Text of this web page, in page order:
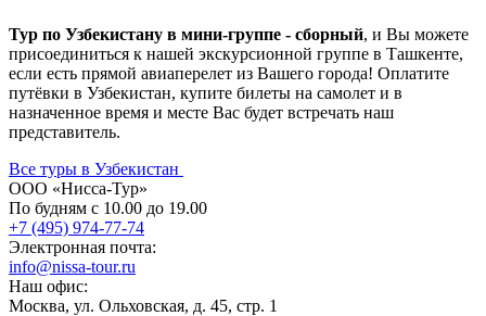
Тур по Узбекистану в мини-группе - сборный, и Вы можете
присоединиться к нашей экскурсионной группе в Ташкенте,
если есть прямой авиаперелет из Вашего города! Оплатите
путёвки в Узбекистан, купите билеты на самолет и в
назначенное время и месте Вас будет встречать наш
представитель.
Все туры в Узбекистан
ООО «Нисса-Тур»
По будням с 10.00 до 19.00
+7 (495) 974-77-74
Электронная почта:
info@nissa-tour.ru
Наш офис:
Москва, ул. Ольховская, д. 45, стр. 1